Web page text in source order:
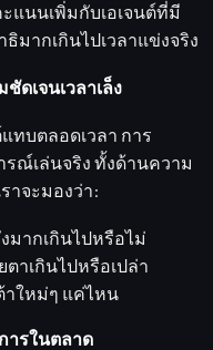
แนนเพิ่มกับเอเจนต์ที่มี
มากเกินไปเวลาแข่งจริง
ดเจนเวลาเล็ง
ทบตลอดเวลา การ
รณ์เล่นจริง ทั้งด้านความ
าจะมองว่า:
มากเกินไปหรือไม่
าเกินไปหรือเปล่า
าใหม่ๆ แค่ไหน
ารในตลาด